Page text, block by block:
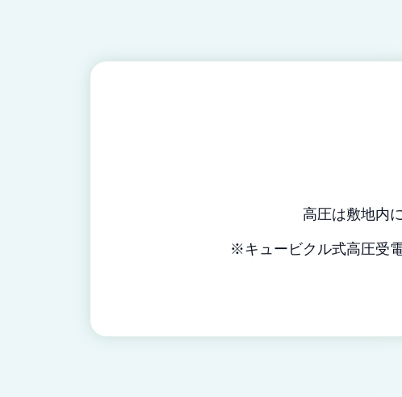
高圧は敷地内
※キュービクル式高圧受